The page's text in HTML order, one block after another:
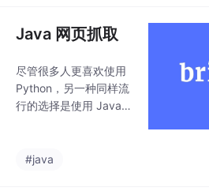
支持 JavaScript 渲染
Java 网页抓取
尽管很多人更喜欢使用
Python，另一种同样流
行的选择是使用 Java
帮助你轻松完成这一过
#java